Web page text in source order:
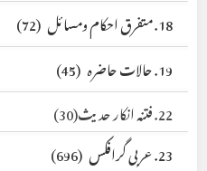
18. متفرق احکام ومسائل
(72)
19. حالات حاضرہ
(45)
22. فتنہ انکار حدیث
(30)
23. عربی گرافکس
(696)